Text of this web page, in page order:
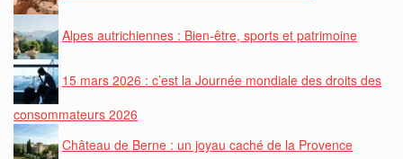
Alpes autrichiennes : Bien-être, sports et patrimoine
15 mars 2026 : c’est la Journée mondiale des droits des
consommateurs 2026
Château de Berne : un joyau caché de la Provence